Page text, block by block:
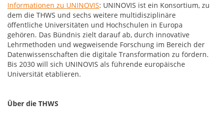
Informationen zu UNINOVIS: UNINOVIS ist ein Konsortium, zu
dem die THWS und sechs weitere multidisziplinäre
öffentliche Universitäten und Hochschulen in Europa
gehören. Das Bündnis zielt darauf ab, durch innovative
Lehrmethoden und wegweisende Forschung im Bereich der
Datenwissenschaften die digitale Transformation zu fördern.
Bis 2030 will sich UNINOVIS als führende europäische
Universität etablieren.
Über die THWS